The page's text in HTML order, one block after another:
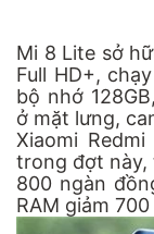
Mi 8 Lite sở
Full HD+,
bộ nhớ
ở mặt lưng,
Xiaomi
trong đợt này,
800 ngàn
RAM giảm